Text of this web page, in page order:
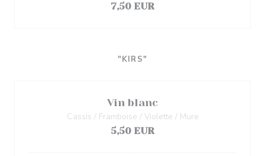
7,50 EUR
"KIRS"
Vin blanc
Cassis / Framboise / Violette / Mure
5,50 EUR